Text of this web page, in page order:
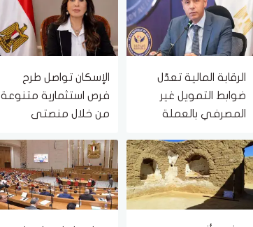
الرقابة المالية تعدّل
ضوابط التمويل غير
المصرفي بالعملة
الإسكان تواصل طرح
فرص استثمارية متنوعة
من خلال منصتى
والأجنبي